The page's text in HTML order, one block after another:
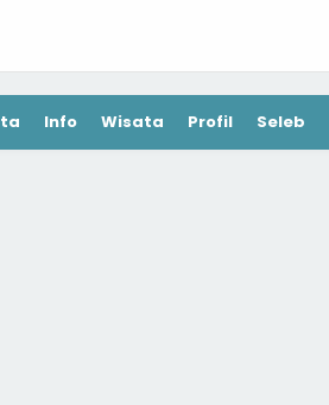
Info Wisata Profil Seleb